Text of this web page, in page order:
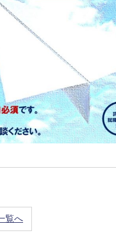
覧へ